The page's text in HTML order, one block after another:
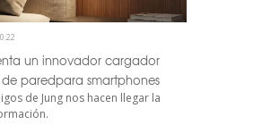
un innovador cargador
paredpara smartphones
de Jung nos hacen llegar la